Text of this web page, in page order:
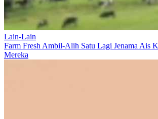
Lain-Lain
Farm Fresh Ambil-Alih Satu Lagi Jenama Ais
Mereka